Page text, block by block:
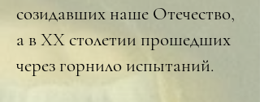
созидавших наше Отечество,
а в XX столетии прошедших
через горнило испытаний.